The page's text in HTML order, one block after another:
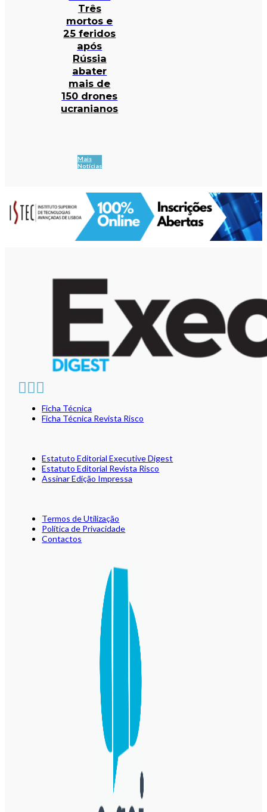
Três
mortos e
25 feridos
após
Rússia
abater
mais de
150 drones
ucranianos
Mais
Notícias
Ficha Técnica
Ficha Técnica Revista Risco
Estatuto Editorial Executive Digest
Estatuto Editorial Revista Risco
Assinar Edição Impressa
Termos de Utilização
Política de Privacidade
Contactos